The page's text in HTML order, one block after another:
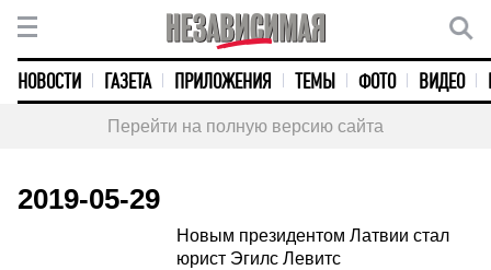
НОВОСТИ ГАЗЕТА ПРИЛОЖЕНИЯ ТЕМЫ ФОТО ВИДЕО
Перейти на полную версию сайта
2019-05-29
Новым президентом Латвии стал
юрист Эгилс Левитс